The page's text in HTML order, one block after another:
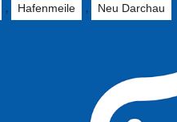
, Hafenmeile , Neu Darchau